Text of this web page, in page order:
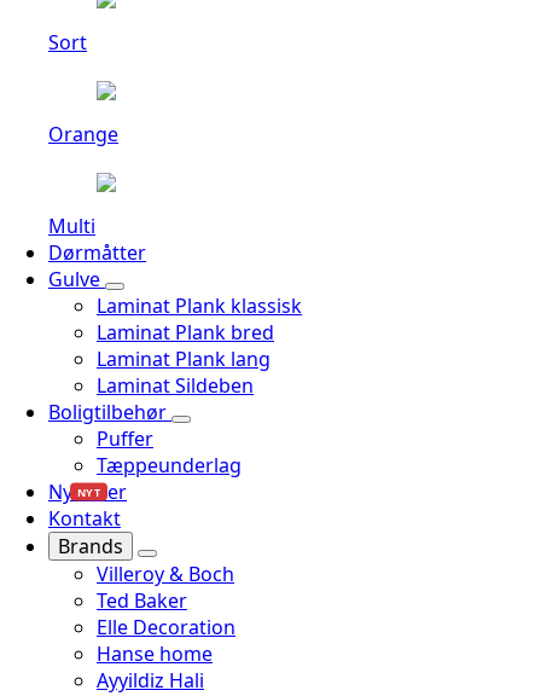
Sort
Orange
Multi
Dørmåtter
Gulve
Laminat Plank klassisk
Laminat Plank bred
Laminat Plank lang
Laminat Sildeben
Boligtilbehør
Puffer
Tæppeunderlag
Nyheder
NYT
Kontakt
Brands
Villeroy & Boch
Ted Baker
Elle Decoration
Hanse home
Ayyildiz Hali